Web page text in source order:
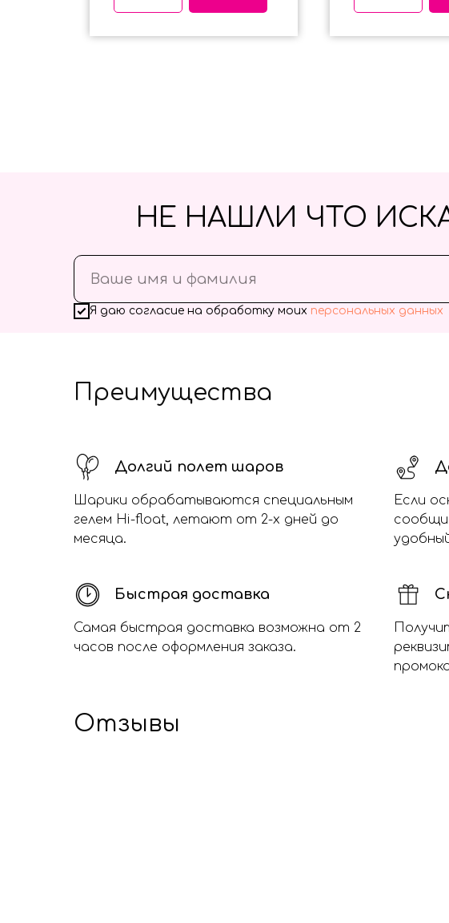
Я даю согласие на обработку моих персональных данных
НЕ НАШЛИ ЧТО
Преимущества
Долгий полет шаров
Шарики обрабатываются специальным
гелем Hi-float, летают от 2-х дней до
месяца.
Если
Быстрая доставка
Самая быстрая доставка возможна от 2
часов после оформления заказа.
Отзывы